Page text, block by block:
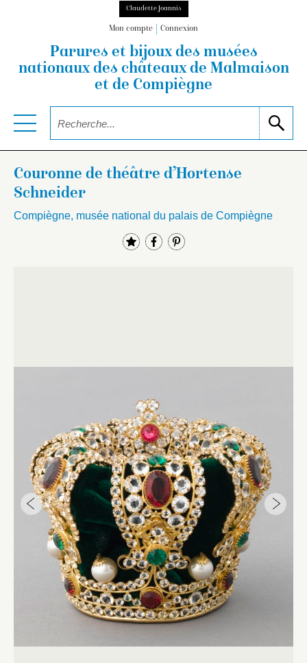
Claudette Joannis
Mon compte Connexion
Parures et bijoux des musées
nationauxdes châteaux de Malmaison
et de Compiègne
Couronne de théâtre d’Hortense
Schneider
Compiègne, musée national du palais de Compiègne